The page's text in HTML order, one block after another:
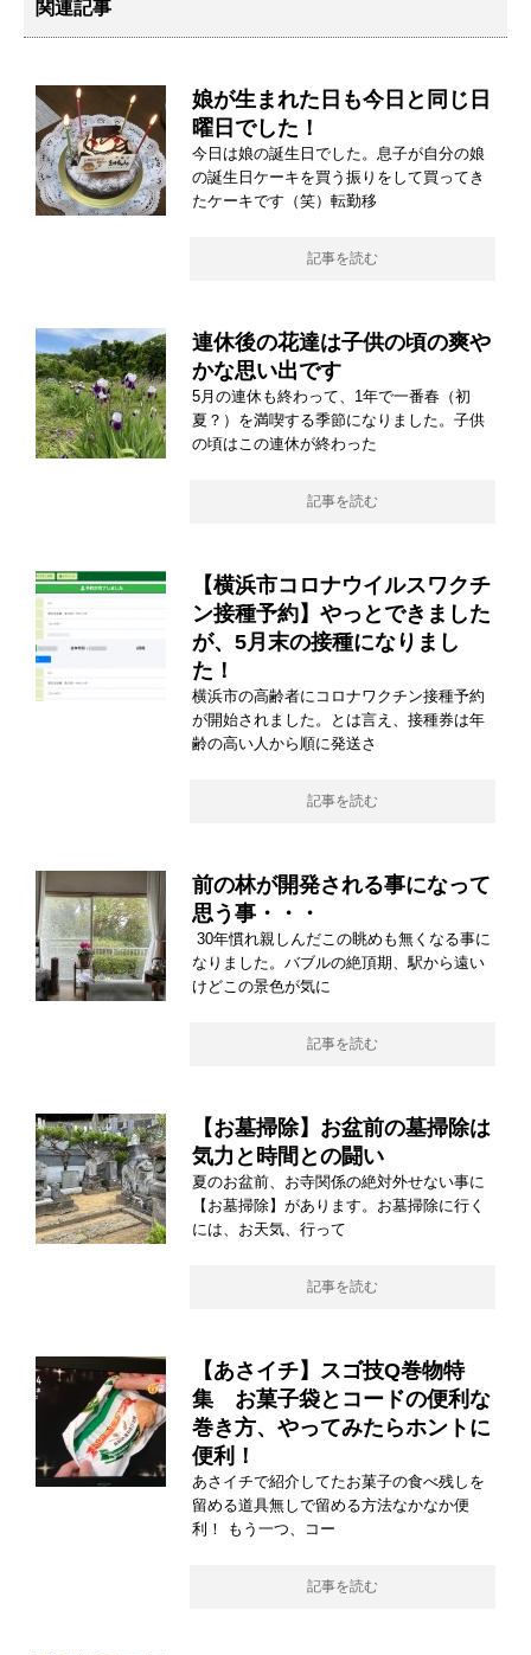
関連記事
娘が生まれた日も今日と同じ日
曜日でした！
今日は娘の誕生日でした。息子が自分の娘
の誕生日ケーキを買う振りをして買ってき
たケーキです（笑）転勤移
記事を読む
連休後の花達は子供の頃の爽や
かな思い出です
5月の連休も終わって、1年で一番春（初
夏？）を満喫する季節になりました。子供
の頃はこの連休が終わった
記事を読む
【横浜市コロナウイルスワクチ
ン接種予約】やっとできました
が、5月末の接種になりまし
た！
横浜市の高齢者にコロナワクチン接種予約
が開始されました。とは言え、接種券は年
齢の高い人から順に発送さ
記事を読む
前の林が開発される事になって
思う事・・・
30年慣れ親しんだこの眺めも無くなる事に
なりました。バブルの絶頂期、駅から遠い
けどこの景色が気に
記事を読む
【お墓掃除】お盆前の墓掃除は
気力と時間との闘い
夏のお盆前、お寺関係の絶対外せない事に
【お墓掃除】があります。お墓掃除に行く
には、お天気、行って
記事を読む
【あさイチ】スゴ技Q巻物特
集 お菓子袋とコードの便利な
巻き方、やってみたらホントに
便利！
あさイチで紹介してたお菓子の食べ残しを
留める道具無しで留める方法なかなか便
利！ もう一つ、コー
記事を読む